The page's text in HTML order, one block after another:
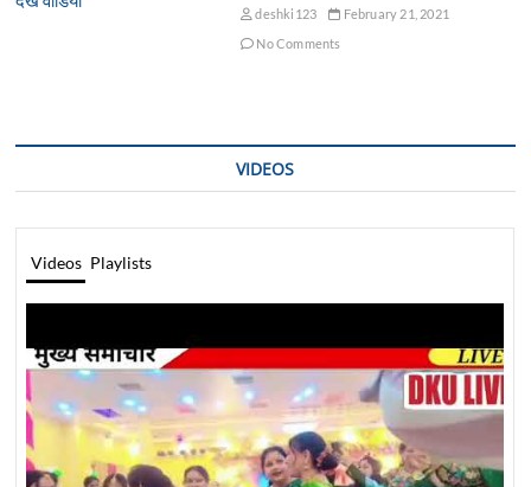
deshki123
February 21, 2021
No Comments
VIDEOS
Videos Playlists